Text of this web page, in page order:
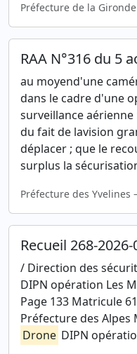
Préfecture de la
RAA N°316 du 5
au moyend'une
dans le cadre d'une
surveillance aérienne
du fait de lavision
déplacer ; que le
surplus la
Préfecture des Yvelines
Recueil 268-2026-
/ Direction des
DIPN opération Les
Page 133 Matricule
Préfecture des Alpes
Drone DIPN